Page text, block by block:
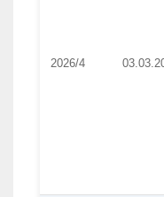
2026/4